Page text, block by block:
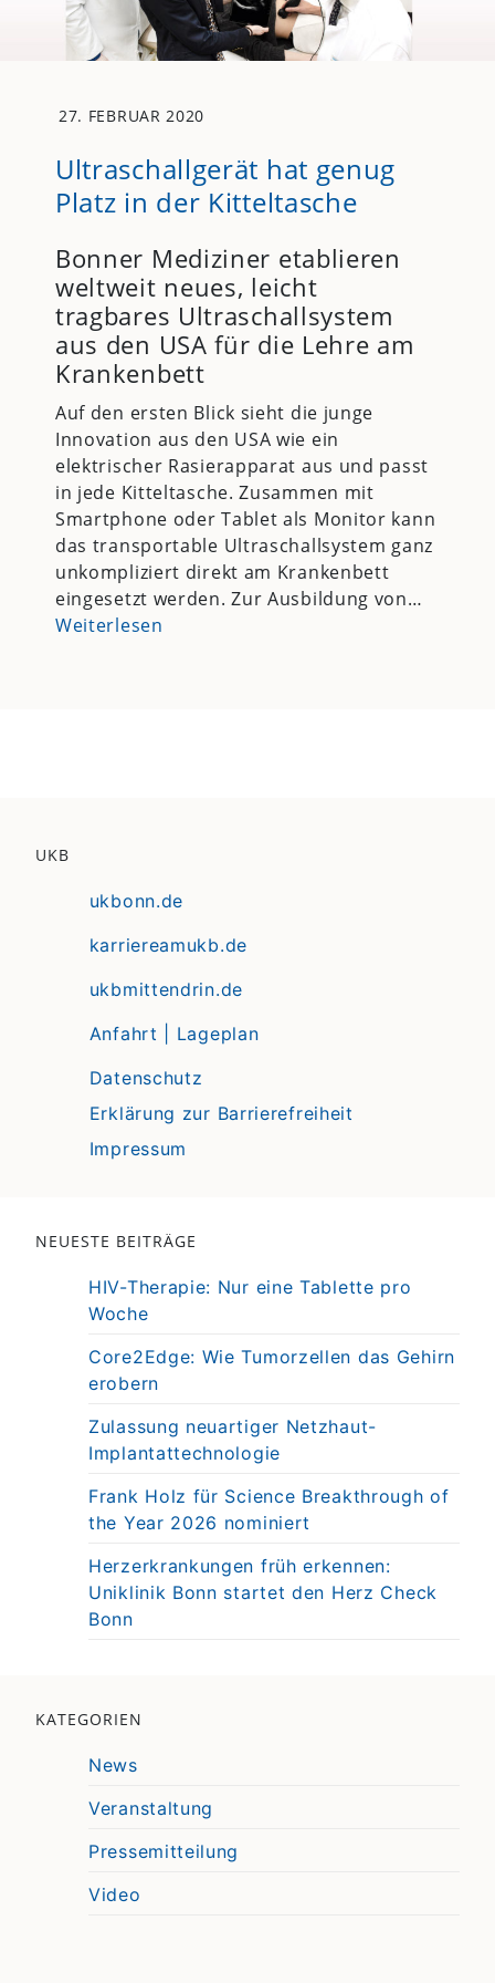
27. FEBRUAR 2020
Ultraschallgerät hat genug
Platz in der Kitteltasche
Bonner Mediziner etablieren
weltweit neues, leicht
tragbares Ultraschallsystem
aus den USA für die Lehre am
Krankenbett
Auf den ersten Blick sieht die junge
Innovation aus den USA wie ein
elektrischer Rasierapparat aus und passt
in jede Kitteltasche. Zusammen mit
Smartphone oder Tablet als Monitor kann
das transportable Ultraschallsystem ganz
unkompliziert direkt am Krankenbett
eingesetzt werden. Zur Ausbildung von…
Weiterlesen
UKB
ukbonn.de
karriereamukb.de
ukbmittendrin.de
Anfahrt | Lageplan
Datenschutz
Erklärung zur Barrierefreiheit
Impressum
NEUESTE BEITRÄGE
HIV-Therapie: Nur eine Tablette pro
Woche
Core2Edge: Wie Tumorzellen das Gehirn
erobern
Zulassung neuartiger Netzhaut-
Implantattechnologie
Frank Holz für Science Breakthrough of
the Year 2026 nominiert
Herzerkrankungen früh erkennen:
Uniklinik Bonn startet den Herz Check
Bonn
KATEGORIEN
News
Veranstaltung
Pressemitteilung
Video